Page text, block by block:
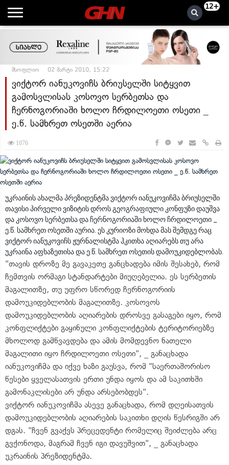
12+
მსოფლიო 02 მარტი 2010, 15:22
ვიქტორ იანუკოვიჩს ბრიუსელში სიტყვით
გამოსვლისას კოსოვო სერბეთსა და
ჩერნოგორიაში ხოლო ჩრდილოეთი ოსეთი _
ე.წ. სამხრეთ ოსეთში აერია
1076
უკრაინის ახალმა პრეზიდენტმა ვიქტორ იანუკოვიჩმა ბრიუსელში
თავისი პირველი ვიზიტის დროს გეოგრაფიული კონფუზი დაუშვა
და კოსოვო სერბეთსა და ჩერნოგორიაში ხოლო ჩრდილოეთი _
ე.წ. სამხრეთ ოსეთში აურია. ეს კურიოზი მოხდა მას შემდგე რაც
ვიქტორ იანუკოვიჩს ჟურნალისტმა ჰკითხა აღიარებს თუ არა
უკრაინა აფხაზეთისა და ე.წ. სამხრეთ ოსეთის დამოუკიდებლობას.
"თავის დროზე მე გავაკეთე განცხადება იმის შესახებ, რომ
ჩემთვის ორმაგი სტანდარტები მიუღებელია. ეს სერბეთის
მაგალითზე, თუ უფრო სწორედ ჩერნოგორიის
დამოუკიდებლობის მაგალითზე. კოსოვოს
დამოუკიდებლობის აღიარების დროსვე გასაგები იყო, რომ
კონფლიქტები გაყინული კონფლიქტების ტერიტორიებზე
მხოლოდ გამწვავდება და ამის მომდევნო ნათელი
მაგალითი იყო ჩრდილოეთი ოსეთი", _ განაცხადა
იანუკოვიჩმა და იქვე ხაზი გაუსვა, რომ "საერთაშორისო
წესები ყველასათვის ერთი უნდა იყოს და ამ საკითხში
გამონაკლისები არ უნდა არსებობდეს".
ვიქტორ იანუკოვიჩმა ასევე განაცხადა, რომ დღეისათვის
დამოუკიდებლობის აღიარების საკითხი დღის წესრიგში არ
დგას. "ჩვენ გვაქვს პრეცედენტი რომელიც შეიძლება არც
გვქონოდა, მაგრამ ჩვენ იგი დავუშვით", _ განაცხადა
უკრაინის პრეზიდენტმა.